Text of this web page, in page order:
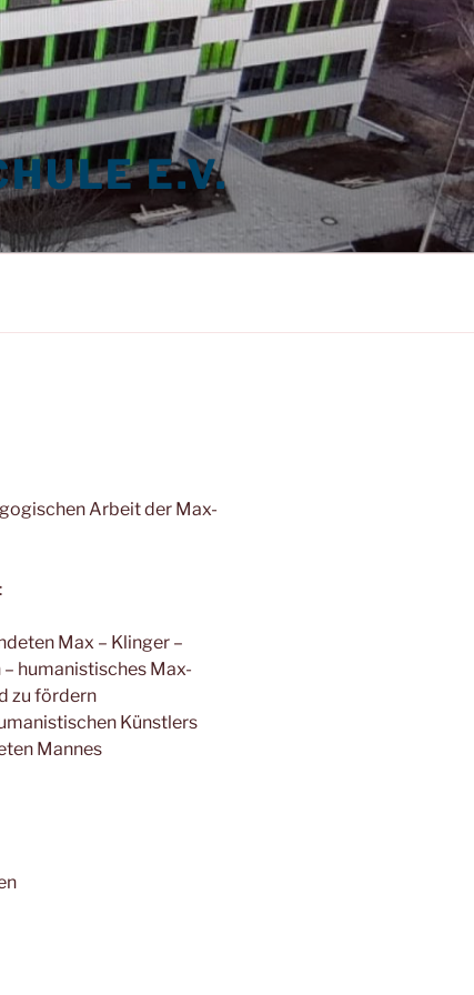
E.V.
Arbeit der Max-
Max – Klinger –
humanistisches Max-
zu fördern
Künstlers
Mannes